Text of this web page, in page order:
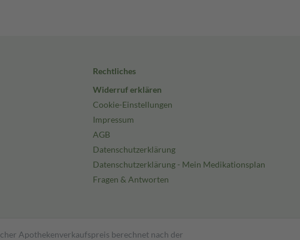
Rechtliches
Widerruf erklären
Cookie-Einstellungen
Impressum
AGB
Datenschutzerklärung
Datenschutzerklärung - Mein Medikationsplan
Fragen & Antworten
Apothekenverkaufspreis berechnet nach der